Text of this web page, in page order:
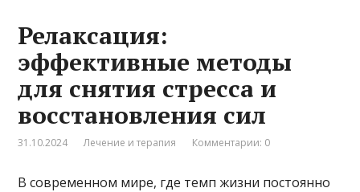
Релаксация:
эффективные методы
для снятия стресса и
восстановления сил
31.10.2024 Лечение и терапия Комментарии: 0
В современном мире, где темп жизни постоянно